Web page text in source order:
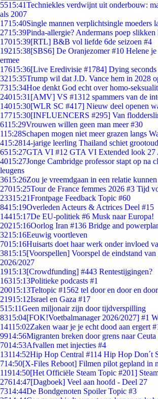
5515:41Techniekles verdwijnt uit onderbouw:
als 2007
1715:40Single mannen verplichtsingle moeders
2715:39Pinda-allergie? Andermans poep slikken
17015:39[RTL] B&B vol liefde 6de seizoen #4
19215:38[SBS6] De Oranjezomer #10 Helene
ermee
17615:36[Live Eredivisie #1784] Dying seconds
3215:35Trump wil dat J.D. Vance hem in 2028
7315:34Hoe denkt God echt over homo-
24015:31 [AMV] VS #1312 spammers van de
14015:30[WLR SC #417] Nieuw deel openen
17715:30[INFLUENCERS #295] Van
6115:29Vrouwen willen geen man meer #30
115:28Schapen mogen niet meer grazen langs
415:2814-jarige leerling Thailand schiet
6515:27GTA VI #12 GTA VI Extended look
4015:27Jonge Cambridge professor stapt op na
leugens
3615:26Zou je vreemdgaan in een relatie
27015:25Tour de France femmes 2026 #3 Tijd
23315:21Frontpage Feedback Topic #60
8415:19Overleden Acteurs & Actrices Deel #15
14415:17De EU-politiek #6 Musk naar Europa!
20215:16Oorlog Iran #136 Bridge and
3215:16Eeuwig voortleven
7015:16Huisarts doet haar werk onder invloed
3815:15[Voorspellen] Voorspel de eindstand
2026/2027
1915:13[Crowdfunding] #443 Rentestijgingen?
16315:13Politieke podcasts #1
20015:13Teltopic #1562 tel door en door en
21915:12Israel en Gaza #17
515:11Geen miljonair zijn door tijdverspilling
8315:04[FOK!Voetbalmanager 2026/2027] #1
14115:02Zaken waar je je echt dood aan ergert
9914:56Migranten breken door grens naar
7014:53Afvallen met injecties #4
13114:52Hip Hop Central #114 Hip Hop Don´t
714:50[X-Files Reboot] Filmen pilot gepland in
11914:50[Het Officiële Steam Topic #201]
27614:47[Dagboek] Veel aan hoofd - Deel 27
7314:44De Bondgenoten Spoiler Topic #3